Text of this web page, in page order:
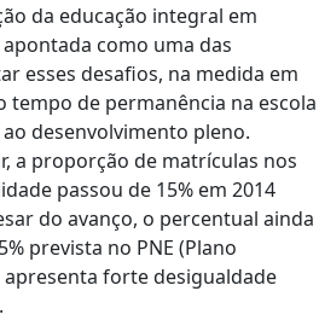
da educação integral em
como uma das
esses desafios, na medida em
tempo de permanência na escola
desenvolvimento pleno.
a proporção de matrículas nos
passou de 15% em 2014
do avanço, o percentual ainda
prevista no PNE (Plano
apresenta forte desigualdade